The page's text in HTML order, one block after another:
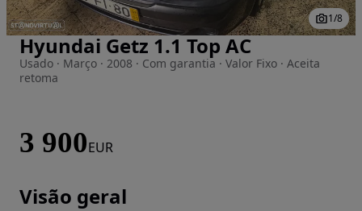
Imagem 1 de 8
1/8
Hyundai Getz 1.1 Top AC
Usado · Março · 2008 · Com garantia · Valor Fixo · Aceita
retoma
3 900EUR
Visão geral